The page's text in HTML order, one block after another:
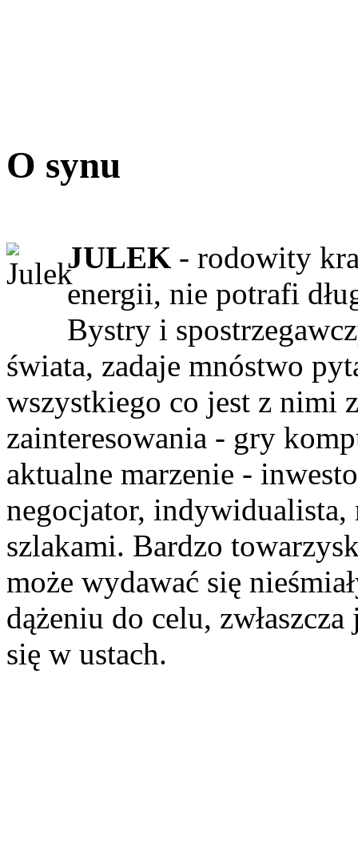
O synu
JULEK - rodowity
energii, nie potrafi
Bystry i
świata, zadaje mnóstwo
wszystkiego co jest z nimi
zainteresowania - gry
aktualne marzenie -
negocjator,
szlakami. Bardzo
może wydawać się
dążeniu do celu,
się w ustach.